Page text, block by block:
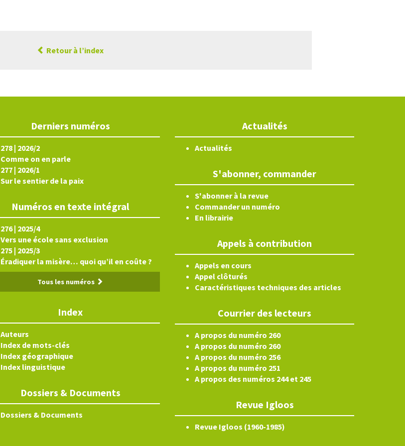
Retour à l’index
Derniers numéros
278 | 2026/2
Comme on en parle
277 | 2026/1
Sur le sentier de la paix
Numéros en texte intégral
276 | 2025/4
Vers une école sans exclusion
275 | 2025/3
Éradiquer la misère… quoi qu’il en coûte ?
Tous les numéros
Index
Auteurs
Index de mots-clés
Index géographique
Index linguistique
Dossiers & Documents
Dossiers & Documents
Actualités
Actualités
S'abonner, commander
S'abonner à la revue
Commander un numéro
En librairie
Appels à contribution
Appels en cours
Appel clôturés
Caractéristiques techniques des articles
Courrier des lecteurs
A propos du numéro 260
A propos du numéro 260
A propos du numéro 256
A propos du numéro 251
A propos des numéros 244 et 245
Revue Igloos
Revue Igloos (1960-1985)